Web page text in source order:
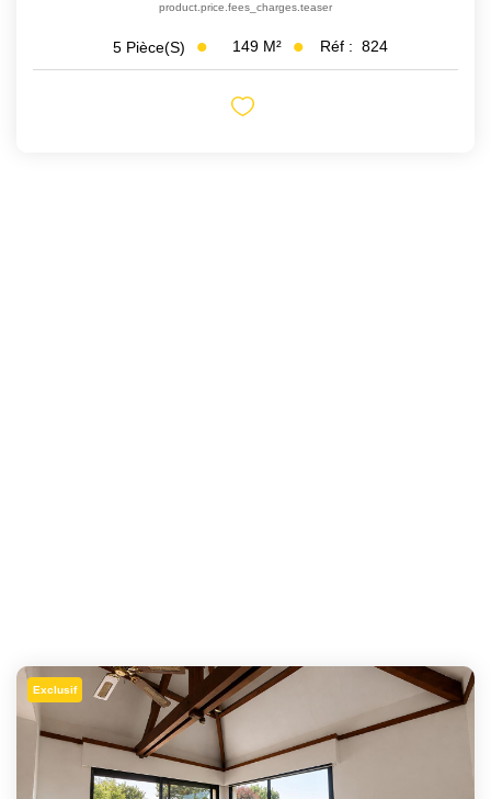
product.price.fees_charges.teaser
5 Pièce(s) 149 M² Réf : 824
Exclusif